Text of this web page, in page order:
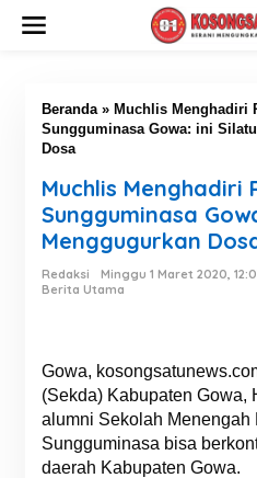
Beranda» Muchlis Menghadiri
Sungguminasa Gowa: ini
Dosa
Muchlis Menghadiri
Sungguminasa
Menggugurkan
Redaksi
Minggu 1 Maret 2020,
Berita Utama
Gowa,
(Sekda) Kabupaten Gowa,
alumni Sekolah Menengah
Sungguminasa bisa
daerah Kabupaten Gowa.